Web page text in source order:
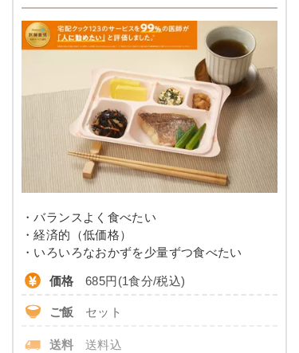
・バランスよく食べたい
・経済的（低価格）
・いろいろなおかずを少量ずつ食べたい
価格 685円(1食分/税込)
ご飯 セット
送料 送料込